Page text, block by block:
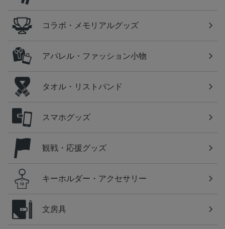
コラボ・メモリアルグッズ
アパレル・ファッション小物
タオル・リストバンド
スマホグッズ
観戦・応援グッズ
キーホルダー・アクセサリー
文房具